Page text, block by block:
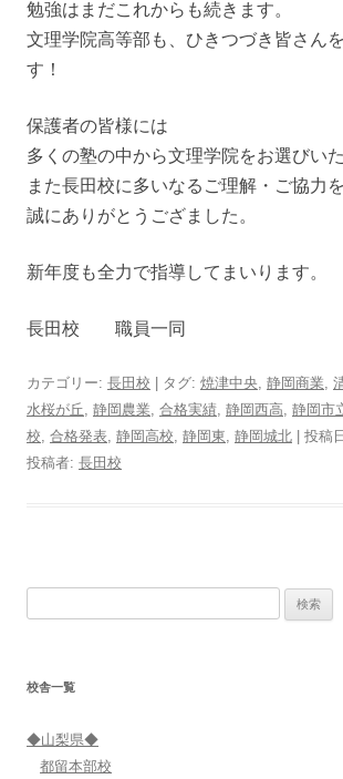
勉強はまだこれからも続きます。
文理学院高等部も、ひきつづき皆さん
す！
保護者の皆様には
多くの塾の中から文理学院をお選びいた
また長田校に多いなるご理解・ご協力を
誠にありがとうござました。
新年度も全力で指導してまいります。
長田校 職員一同
カテゴリー: 長田校 | タグ: 焼津中央 静岡商業
水桜が丘 静岡農業 合格実績 静岡西高 静岡市
校 合格発表 静岡高校 静岡東 静岡城北 | 投稿
投稿者: 長田校
校舎一覧
◆山梨県◆
都留本部校